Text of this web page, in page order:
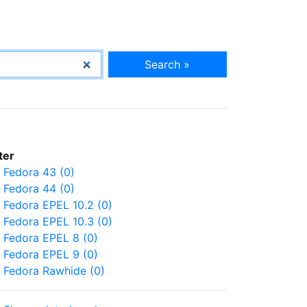
Search »
Fedora 43 (0)
Fedora 44 (0)
Fedora EPEL 10.2 (0)
Fedora EPEL 10.3 (0)
Fedora EPEL 8 (0)
Fedora EPEL 9 (0)
Fedora Rawhide (0)